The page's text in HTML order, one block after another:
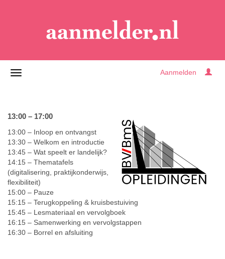
Aanmelden
13:00 – 17:00
13:00 – Inloop en ontvangst
13:30 – Welkom en introductie
13:45 – Wat speelt er landelijk?
14:15 – Thematafels
(digitalisering, praktijkonderwijs,
flexibiliteit)
15:00 – Pauze
15:15 – Terugkoppeling & kruisbestuiving
15:45 – Lesmateriaal en vervolgboek
16:15 – Samenwerking en vervolgstappen
16:30 – Borrel en afsluiting